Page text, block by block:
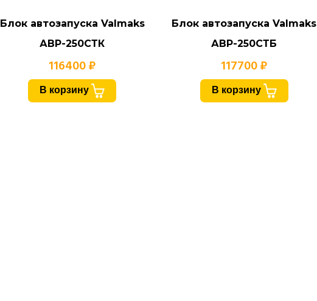
Блок автозапуска Valmaks
АВР-250СТК
116400 ₽
В корзину
Блок автозапуска Valmaks
АВР-250СТБ
117700 ₽
В корзину